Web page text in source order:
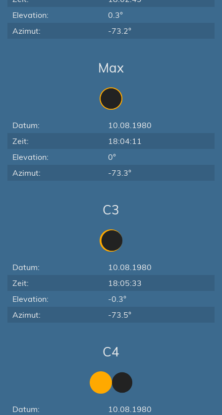
Elevation:
0.3°
Azimut:
-73.2°
Max
Datum:
10.08.1980
Zeit:
18:04:11
Elevation:
0°
Azimut:
-73.3°
C3
Datum:
10.08.1980
Zeit:
18:05:33
Elevation:
-0.3°
Azimut:
-73.5°
C4
Datum:
10.08.1980